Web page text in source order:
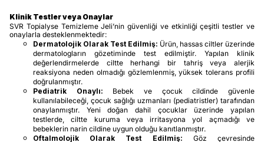
Klinik Testler veya Onaylar
SVR Topialyse Temizleme Jeli’nin güvenliği ve etkinliği çeşitli testler ve
onaylarla desteklenmektedir:
Dermatolojik Olarak Test Edilmiş: Ürün, hassas ciltler üzerinde
dermatologların gözetiminde test edilmiştir. Yapılan klinik
değerlendirmelerde ciltte herhangi bir tahriş veya alerjik
reaksiyona neden olmadığı gözlemlenmiş, yüksek tolerans profili
doğrulanmıştır.
Pediatrik Onaylı: Bebek ve çocuk cildinde güvenle
kullanılabileceği, çocuk sağlığı uzmanları (pediatristler) tarafından
onaylanmıştır. Yeni doğan dahil çocuklar üzerinde yapılan
testlerde, ciltte kuruma veya irritasyona yol açmadığı ve
bebeklerin narin cildine uygun olduğu kanıtlanmıştır.
Oftalmolojik Olarak Test Edilmiş: Göz çevresinde